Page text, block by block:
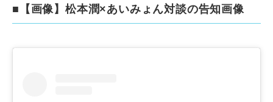
■【画像】松本潤×あいみょん対談の告知画像